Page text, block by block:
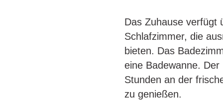
Das Zuhause verfügt
Schlafzimmer, die
bieten. Das
eine Badewanne.
Stunden an der
zu genießen.